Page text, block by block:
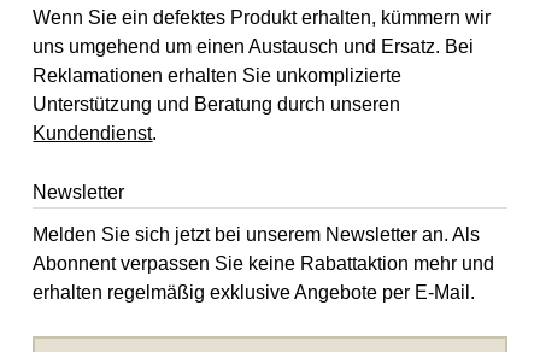
Wenn Sie ein defektes Produkt erhalten, kümmern wir
uns umgehend um einen Austausch und Ersatz. Bei
Reklamationen erhalten Sie unkomplizierte
Unterstützung und Beratung durch unseren
Kundendienst.
Newsletter
Melden Sie sich jetzt bei unserem Newsletter an. Als
Abonnent verpassen Sie keine Rabattaktion mehr und
erhalten regelmäßig exklusive Angebote per E-Mail.